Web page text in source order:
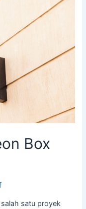
Box
satu proyek